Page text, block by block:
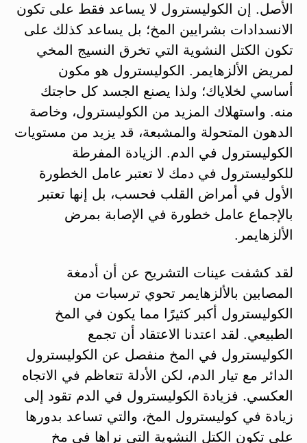
الأصل. إن الكوليسترول لا يساعد فقط على تكون
الانسدادات بشرايين المخ؛ بل يساعد كذلك على
تكون الكتل النشوية التي تخرق النسيج المخي
لمريض الألزهايمر. الكوليسترول هو مكون
أساسي لخلاياك؛ ولذا يصنع الجسد كل حاجتك
منه. واستهلاك المزيد من الكوليسترول، وخاصة
الدهون المتحولة والمشبعة، قد يزيد من مستويات
الكوليسترول في الدم. الزيادة المفرطة
للكوليسترول في دمك لا تعتبر عامل الخطورة
الأول في أمراض القلب فحسب، بل إنها تعتبر
بالإجماع عامل خطورة في الإصابة بمرض
الألزهايمر.
لقد كشفت عينات التشريح عن أن أدمغة
المصابين بالألزهايمر تحوي ترسبات من
الكوليسترول أكبر كثيرًا مما يكون في المخ
الطبيعي. لقد اعتدنا الاعتقاد أن تجمع
الكوليسترول في المخ منفصل عن الكوليسترول
الدائر مع تيار الدم، لكن الأدلة تتعاظم في الاتجاه
العكسي. فزيادة الكوليسترول في الدم تقود إلى
زيادة في كوليسترول المخ، والتي تساعد بدورها
على تكون الكتل النشوية التي نراها في مخ